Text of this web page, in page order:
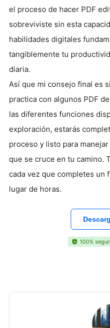
el proceso de hacer PDF
sobreviviste sin esta
habilidades digitales
tangiblemente tu
diaria.
Así que mi consejo final es
practica con algunos PDF
las diferentes funciones
exploración, estarás
proceso y listo para
que se cruce en tu camino.
cada vez que completes un
lugar de horas.
100%